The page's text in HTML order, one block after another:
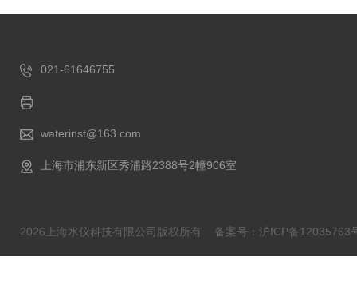
021-61646755
waterinst@163.com
上海市浦东新区秀浦路2388号2幢906室
2026上海水仪科技有限公司版权所有 备案号：沪ICP备12035763